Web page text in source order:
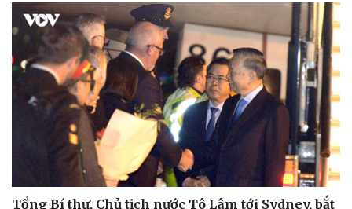
Tổng Bí thư, Chủ tịch nước Tô Lâm tới Sydney, bắt